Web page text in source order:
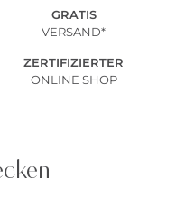
GRATIS
VERSAND*
ZERTIFIZIERTER
ONLINE SHOP